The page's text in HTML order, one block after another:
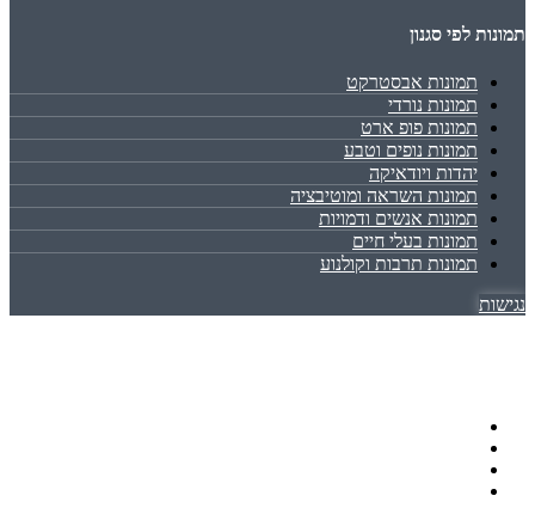
תמונות לפי סגנון
תמונות אבסטרקט
תמונות נורדי
תמונות פופ ארט
תמונות נופים וטבע
יהדות ויודאיקה
תמונות השראה ומוטיבציה
תמונות אנשים ודמויות
תמונות בעלי חיים
תמונות תרבות וקולנוע
נגישות